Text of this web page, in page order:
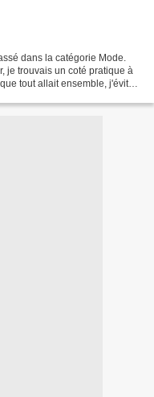
dans la catégorie Mode.
je trouvais un coté pratique à
tout allait ensemble, j'évitais